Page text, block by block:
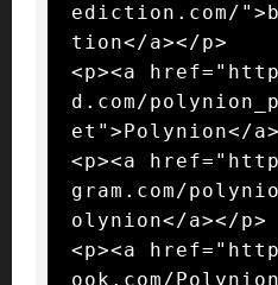
ediction.com/
tion</a></p>
<p><a
d.com/
et">Polynion</
<p><a
gram.com/
olynion</a></p>
<p><a
ook.com/